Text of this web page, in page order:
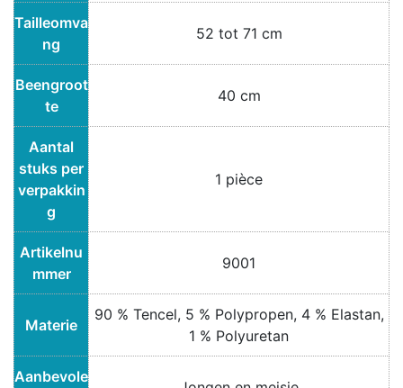
Tailleomva
ng
52 tot 71 cm
Beengroot
te
40 cm
Aantal
stuks per
verpakkin
g
1 pièce
Artikelnu
mmer
9001
Materie
90 % Tencel, 5 % Polypropen, 4 % Elastan,
1 % Polyuretan
Aanbevole